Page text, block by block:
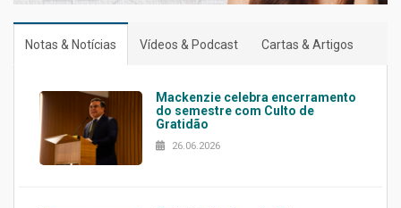
Notas & Notícias Vídeos & Podcast Cartas & Artigos
Mackenzie celebra encerramento
do semestre com Culto de
Gratidão
26.06.2026